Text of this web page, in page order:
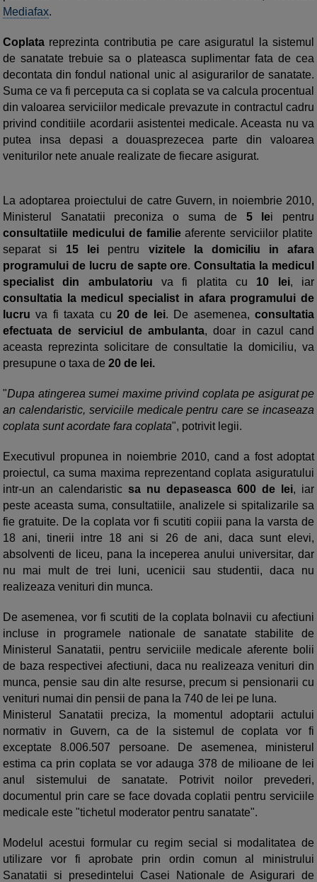
Mediafax.
Coplata reprezinta contributia pe care asiguratul la sistemul
de sanatate trebuie sa o plateasca suplimentar fata de cea
decontata din fondul national unic al asigurarilor de sanatate.
Suma ce va fi perceputa ca si coplata se va calcula procentual
din valoarea serviciilor medicale prevazute in contractul cadru
privind conditiile acordarii asistentei medicale. Aceasta nu va
putea insa depasi a douasprezecea parte din valoarea
veniturilor nete anuale realizate de fiecare asigurat.
La adoptarea proiectului de catre Guvern, in noiembrie 2010,
Ministerul Sanatatii preconiza o suma de 5 lei pentru
consultatiile medicului de familieaferente serviciilor platite
separat si 15 lei pentru vizitele la domiciliu in afara
programului de lucru de sapte ore.Consultatia la medicul
specialist din ambulatoriu va fi platita cu 10 lei, iar
consultatia la medicul specialist in afara programului de
lucru va fi taxata cu 20 de lei. De asemenea,consultatia
efectuata de serviciul de ambulanta, doar in cazul cand
aceasta reprezinta solicitare de consultatie la domiciliu, va
presupune o taxa de 20 de lei.
"Dupa atingerea sumei maxime privind coplata pe asigurat pe
an calendaristic, serviciile medicale pentru care se incaseaza
coplata sunt acordate fara coplata", potrivit legii.
Executivul propunea in noiembrie 2010, cand a fost adoptat
proiectul, ca suma maxima reprezentand coplata asiguratului
intr-un an calendaristic sa nu depaseasca 600 de lei, iar
peste aceasta suma, consultatiile, analizele si spitalizarile sa
fie gratuite. De la coplata vor fi scutiti copiii pana la varsta de
18 ani, tinerii intre 18 ani si 26 de ani, daca sunt elevi,
absolventi de liceu, pana la inceperea anului universitar, dar
nu mai mult de trei luni, ucenicii sau studentii, daca nu
realizeaza venituri din munca.
De asemenea, vor fi scutiti de la coplata bolnavii cu afectiuni
incluse in programele nationale de sanatate stabilite de
Ministerul Sanatatii, pentru serviciile medicale aferente bolii
de baza respectivei afectiuni, daca nu realizeaza venituri din
munca, pensie sau din alte resurse, precum si pensionarii cu
venituri numai din pensii de pana la 740 de lei pe luna.
Ministerul Sanatatii preciza, la momentul adoptarii actului
normativ in Guvern, ca de la sistemul de coplata vor fi
exceptate 8.006.507 persoane. De asemenea, ministerul
estima ca prin coplata se vor adauga 378 de milioane de lei
anul sistemului de sanatate. Potrivit noilor prevederi,
documentul prin care se face dovada coplatii pentru serviciile
medicale este "tichetul moderator pentru sanatate".
Modelul acestui formular cu regim secial si modalitatea de
utilizare vor fi aprobate prin ordin comun al ministrului
Sanatatii si presedintelui Casei Nationale de Asigurari de